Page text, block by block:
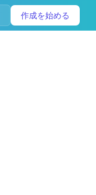
作成を始める